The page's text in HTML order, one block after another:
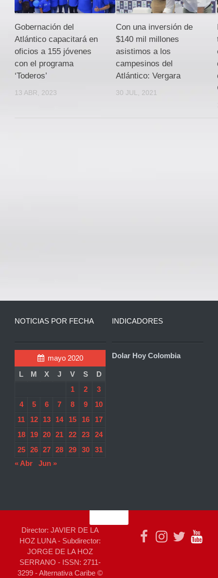
Gobernación del
Atlántico capacitará en
oficios a 155 jóvenes
con el programa
‘Toderos’
13 ABR, 2023
Con una inversión de
$140 mil millones
asistimos a los
campesinos del
Atlántico: Vergara
30 JUL, 2021
NOTICIAS POR FECHA
mayo 2020
L
M X J V S
D
1
2
3
4
5 6 7 8 9
10
11
12 13 14 15 16
17
18
19 20 21 22 23
24
25
26 27 28 29 30
31
« Abr
Jun »
INDICADORES
Dolar Hoy Colombia
Director: JAVIER DE LA
HOZ LUNA - Subdirector:
JORGE DE LA HOZ
SERRANO - ISSN: 2711-
3299 - Alternativa Caribe ©